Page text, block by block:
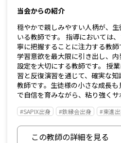
当会からの紹介
穏やかで親しみやすい人柄が、
いる教師です。 指導においては
寧に把握することに注力する教
学習意欲を最大限に引き出し、
設定を大切にする教師です。 授
習と反復演習を通じて、確実な
教師です。生徒様の小さな成長
で自信を育みながら、粘り強くサ
#SAPIX出身 #鉄縁会出身 #東進
この教師の詳細を見る